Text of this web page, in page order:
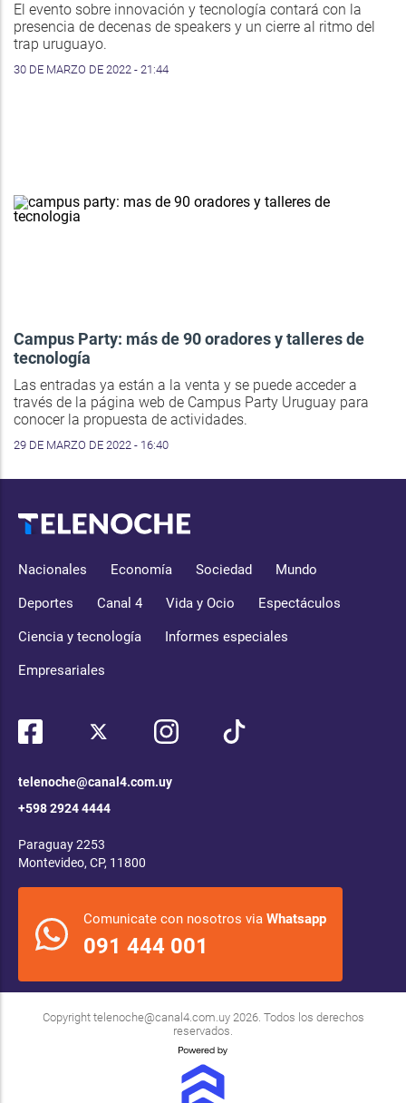
El evento sobre innovación y tecnología contará con la
presencia de decenas de speakers y un cierre al ritmo del
trap uruguayo.
30 DE MARZO DE 2022 - 21:44
Campus Party: más de 90 oradores y talleres de
tecnología
Las entradas ya están a la venta y se puede acceder a
través de la página web de Campus Party Uruguay para
conocer la propuesta de actividades.
29 DE MARZO DE 2022 - 16:40
Nacionales Economía Sociedad Mundo
Deportes Canal 4 Vida y Ocio Espectáculos
Ciencia y tecnología Informes especiales
Empresariales
telenoche@canal4.com.uy
+598 2924 4444
Paraguay 2253
Montevideo, CP, 11800
Comunicate con nosotros via Whatsapp
091 444 001
Copyright telenoche@canal4.com.uy2026. Todos los derechos
reservados.